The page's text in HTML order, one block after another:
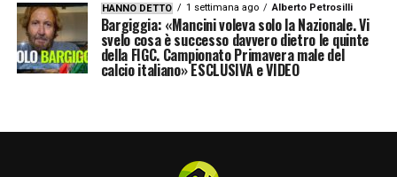
HANNO DETTO 1 settimana ago Alberto Petrosilli
Bargiggia: «Mancini voleva solo la Nazionale. Vi
svelo cosa è successo davvero dietro le quinte
della FIGC. Campionato Primavera male del
calcio italiano» ESCLUSIVA e VIDEO